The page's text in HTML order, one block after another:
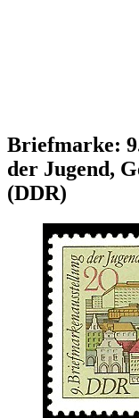
Briefmarke:
der Jugend,
(DDR)